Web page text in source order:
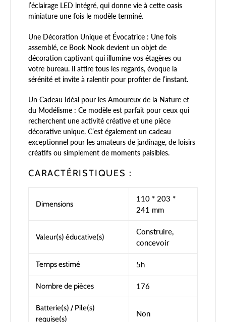
l’éclairage LED intégré, qui donne vie à cette oasis
miniature une fois le modèle terminé.
Une Décoration Unique et Évocatrice : Une fois
assemblé, ce Book Nook devient un objet de
décoration captivant qui illumine vos étagères ou
votre bureau. Il attire tous les regards, évoque la
sérénité et invite à ralentir pour profiter de l’instant.
Un Cadeau Idéal pour les Amoureux de la Nature et
du Modélisme : Ce modèle est parfait pour ceux qui
recherchent une activité créative et une pièce
décorative unique. C’est également un cadeau
exceptionnel pour les amateurs de jardinage, de loisirs
créatifs ou simplement de moments paisibles.
CARACTÉRISTIQUES :
Dimensions
110 * 203 *
241 mm
Valeur(s) éducative(s)
Construire,
concevoir
Temps estimé 5h
Nombre de pièces 176
Batterie(s) / Pile(s)
requise(s)
Non